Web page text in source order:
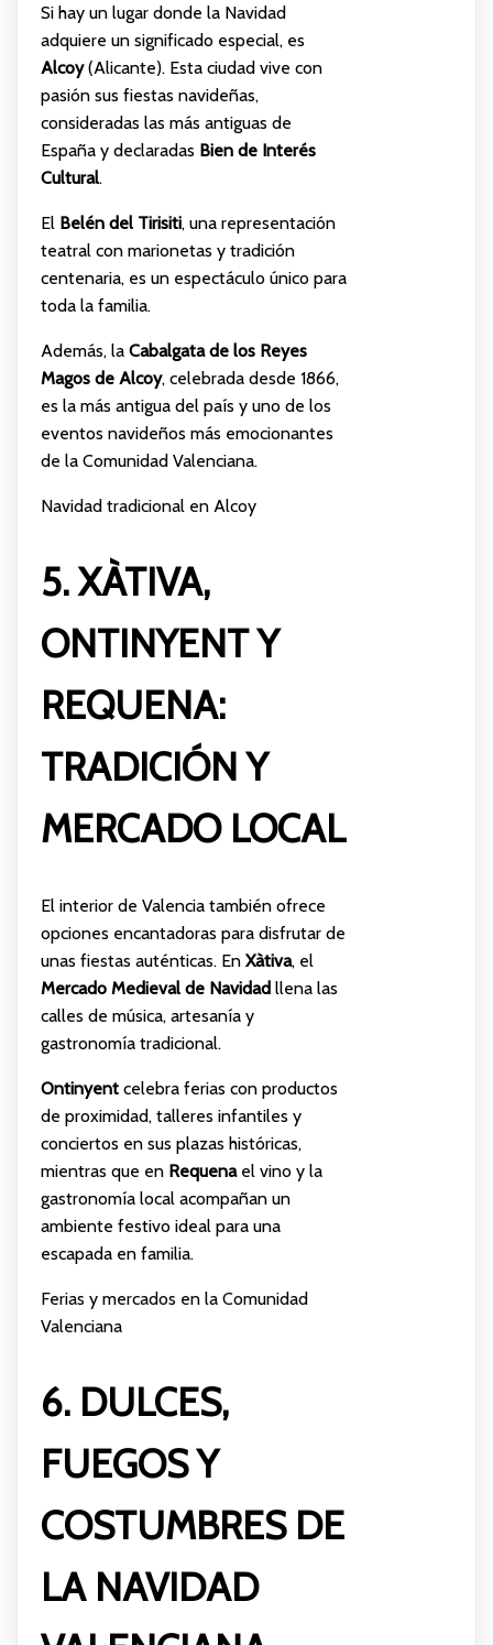
Si hay un lugar donde la Navidad
adquiere un significado especial, es
Alcoy(Alicante). Esta ciudad vive con
pasión sus fiestas navideñas,
consideradas las más antiguas de
España y declaradas Bien de Interés
Cultural.
El Belén del Tirisiti, una representación
teatral con marionetas y tradición
centenaria, es un espectáculo único para
toda la familia.
Además, la Cabalgata de los Reyes
Magos de Alcoy, celebrada desde 1866,
es la más antigua del país y uno de los
eventos navideños más emocionantes
de la Comunidad Valenciana.
Navidad tradicional en Alcoy
5. XÀTIVA,
ONTINYENT Y
REQUENA:
TRADICIÓN Y
MERCADO LOCAL
El interior de Valencia también ofrece
opciones encantadoras para disfrutar de
unas fiestas auténticas. En Xàtiva, el
Mercado Medieval de Navidadllena las
calles de música, artesanía y
gastronomía tradicional.
Ontinyentcelebra ferias con productos
de proximidad, talleres infantiles y
conciertos en sus plazas históricas,
mientras que en Requenael vino y la
gastronomía local acompañan un
ambiente festivo ideal para una
escapada en familia.
Ferias y mercados en la Comunidad
Valenciana
6. DULCES,
FUEGOS Y
COSTUMBRES DE
LA NAVIDAD